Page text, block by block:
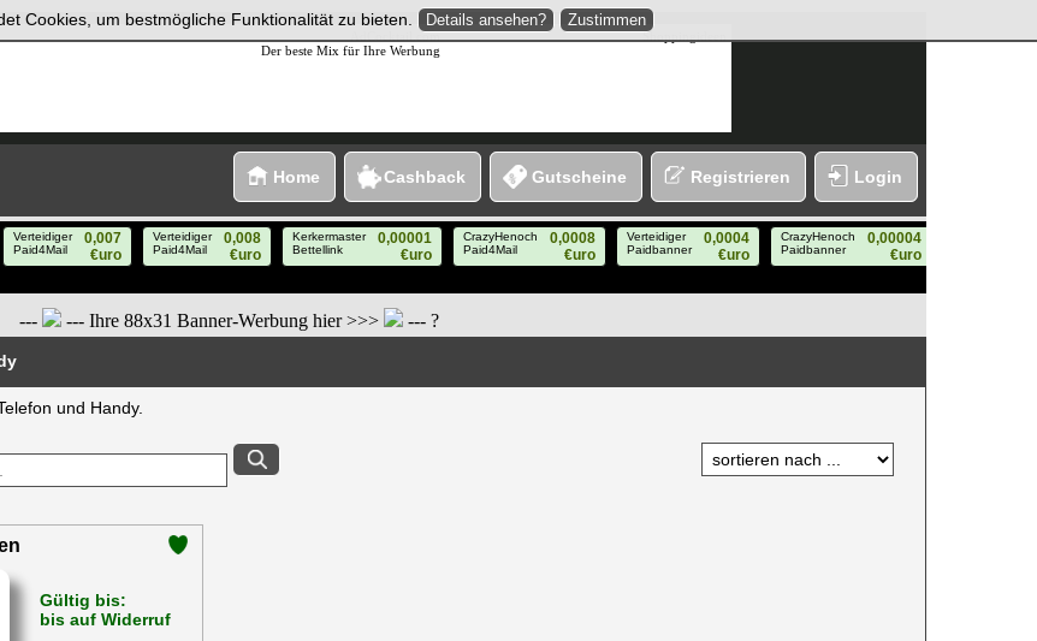
AdCocktail.com
Der beste Mix für Ihre Werbung
Shoppingideen
Home Cashback Gutscheine Registrieren Login
--- --- Ihre 88x31 Banner-Werbung hier >>> --- ?
und Handy.
Gültig bis:
bis auf Widerruf
Cookies, um bestmögliche Funktionalität zu bieten. Details ansehen? Zustimmen